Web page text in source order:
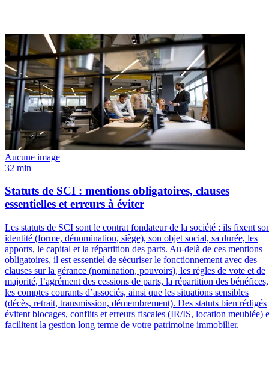
Aucune image
32 min
Statuts de SCI : mentions obligatoires, clauses
essentielles et erreurs à éviter
Les statuts de SCI sont le contrat fondateur de la société : ils fixent
identité (forme, dénomination, siège), son objet social, sa durée, les
apports, le capital et la répartition des parts. Au-delà de ces mentions
obligatoires, il est essentiel de sécuriser le fonctionnement avec des
clauses sur la gérance (nomination, pouvoirs), les règles de vote et de
majorité, l’agrément des cessions de parts, la répartition des bénéfices,
les comptes courants d’associés, ainsi que les situations sensibles
(décès, retrait, transmission, démembrement). Des statuts bien rédigés
évitent blocages, conflits et erreurs fiscales (IR/IS, location meublée)
facilitent la gestion long terme de votre patrimoine immobilier.